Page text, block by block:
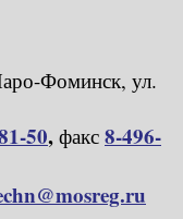
Фоминск, ул.
50, факс 8-496-